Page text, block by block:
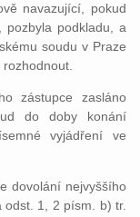
navazující, pokud
podkladu, a
soudu v Praze
zástupce zasláno
do doby konání
vyjádření ve
dovolání nejvyššího
1, 2 písm. b) tr.